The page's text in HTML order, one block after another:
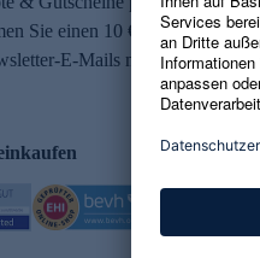
Sie einen 10 € Gutschein.
E-Mails möglich.